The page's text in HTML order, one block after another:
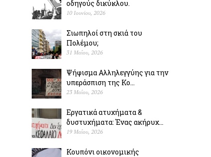
οδηγούς δικύκλου.
10 Ιουνίου, 2026
Σιωπηλοί στη σκιά του
Πολέµου;
31 Μαΐου, 2026
Ψήφισμα Αλληλεγγύης για την
υπεράσπιση της Κο...
23 Μαΐου, 2026
Εργατικά ατυχήματα &
δυστυχήµατα: Ένας ακήρυχ...
19 Μαΐου, 2026
Κουπόνι οικονομικής